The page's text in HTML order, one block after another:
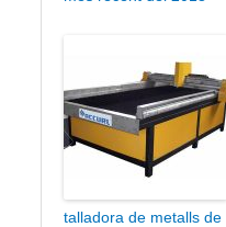
talladora de metalls de